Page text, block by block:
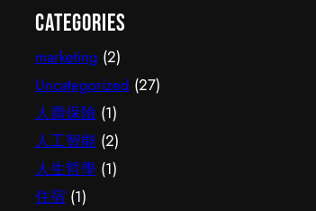
疑問，諮詢相關範疇的專業人士，
往往能得到更貼合個人需要的建
議。 聰明選擇的方法 幾個簡單的
方法，能幫你少走冤枉路：先設定
清晰的目標與預算、收集足夠的資
料再比較，以及保留彈性以應對變
化。把這些習慣養成，做選擇時自
然更得心應手。 因應需要選擇 不
同的情境，對簿記服務的要求也不
重要性 認真了解腳腫 解決的好處
顯而易見：當你清楚自己面對的選
擇與條件，便更容易避開常見的陷
阱，把時間與資源花在真正合適的
地方，這也是做足功課的價值所
在。 事前要留意甚麼 在做決定之
前，有幾點值得特別留意。首先，
每個人的情況不盡相同，適合別人
的未必適合自己；其次，資訊來源
是興趣，先對它有基本認識，都有
助我們作出更明智的決定。這篇文
章會從不同角度，和大家分享關於
試管嬰兒的實用資訊。 它的重要
性 認真了解試管嬰兒的好處顯而
易見：當你清楚自己面對的選擇與
條件，便更容易避開常見的陷阱，
把時間與資源花在真正合適的地
方，這也是做足功課的價值所在。
Categories
marketing (2)
Uncategorized (27)
人壽保險 (1)
人工智能 (2)
人生哲學 (1)
住宿 (1)